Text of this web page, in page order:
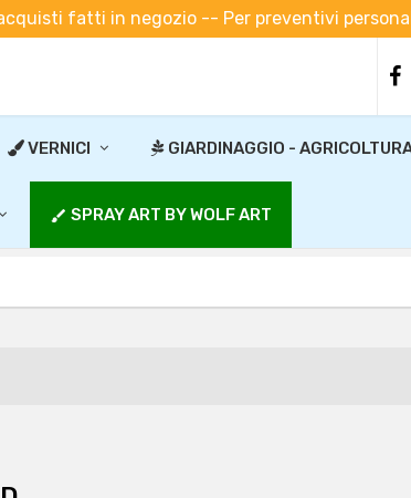
fatti in negozio -- Per preventivi
VERNICI GIARDINAGGIO -
brush SPRAY ART BY WOLF ART